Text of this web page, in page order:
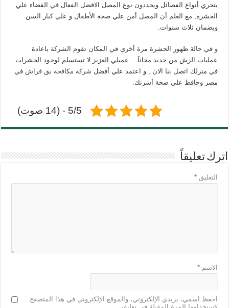
بتحري أنواع الفصائل ويحددون نوع المصل الافضل الفعال في القضاء علي
الحشرة, مع العلم أن المصل أمن علي صحة الأطفال و علي كبار السن
وبضمان ثلاث سنوات.
و في حالة ظهور الحشرة مرة أخري في المكان تقوم الشركة باعادة
عمليات الرش من جديد مجاناَ… عميلي العزيز لا تستسلم لوجود الحشرات
في منزلك اتصل بنا الان , و اعتمد علي أفضل شركة مكافحة بق فراش في
مصر وحافظ علي صحة أسرتك.
5/5 - (14 صوت)
اترك تعليقاً
التعليق*
الاسم*
احفظ اسمي، بريدي الإلكتروني، والموقع الإلكتروني في هذا المتصفح